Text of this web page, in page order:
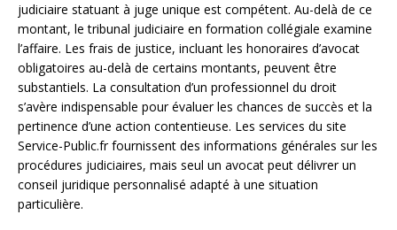
judiciaire statuant à juge unique est compétent. Au-delà de ce
montant, le tribunal judiciaire en formation collégiale examine
l’affaire. Les frais de justice, incluant les honoraires d’avocat
obligatoires au-delà de certains montants, peuvent être
substantiels. La consultation d’un professionnel du droit
s’avère indispensable pour évaluer les chances de succès et la
pertinence d’une action contentieuse. Les services du site
Service-Public.fr fournissent des informations générales sur les
procédures judiciaires, mais seul un avocat peut délivrer un
conseil juridique personnalisé adapté à une situation
particulière.